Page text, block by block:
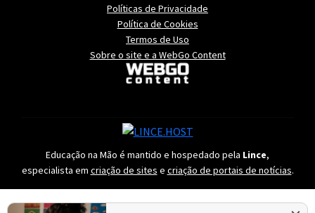
Políticas de Privacidade
Política de Cookies
Termos de Uso
Sobre o site e a WebGo Content
Educação na Mão é mantido e hospedado pela Lince,
especialista em criação de sites e criação de portais de notícias.